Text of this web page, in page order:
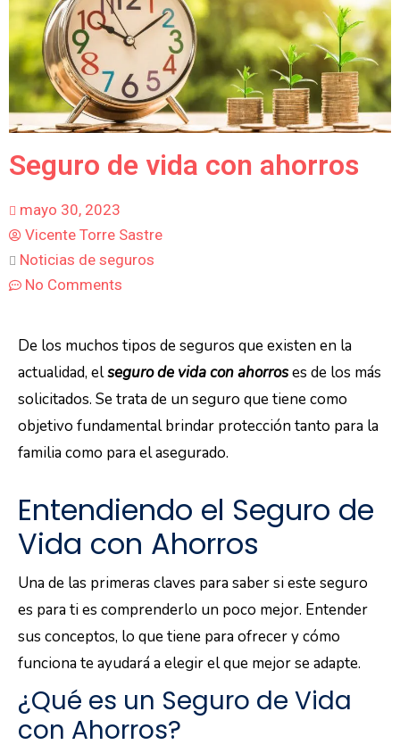
Seguro de vida con ahorros
mayo 30, 2023
Vicente Torre Sastre
Noticias de seguros
No Comments
De los muchos tipos de seguros que existen en la
actualidad, elseguro de vida con ahorroses de los más
solicitados. Se trata de un seguro que tiene como
objetivo fundamental brindar protección tanto para la
familia como para el asegurado.
Entendiendo el Seguro de
Vida con Ahorros
Una de las primeras claves para saber si este seguro
es para ti es comprenderlo un poco mejor. Entender
sus conceptos, lo que tiene para ofrecer y cómo
funciona te ayudará a elegir el que mejor se adapte.
¿Qué es un Seguro de Vida
con Ahorros?